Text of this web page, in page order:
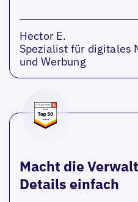
Hector E.
Spezialist für digitales
und Werbung
Macht die
Details einfach